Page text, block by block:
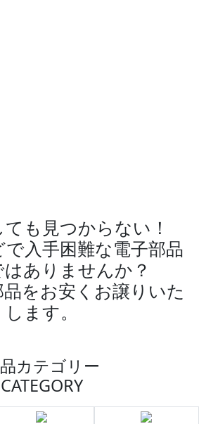
も見つからない！
入手困難な電子部品
ありませんか？
をお安くお譲りいた
します。
カテゴリー
CATEGORY